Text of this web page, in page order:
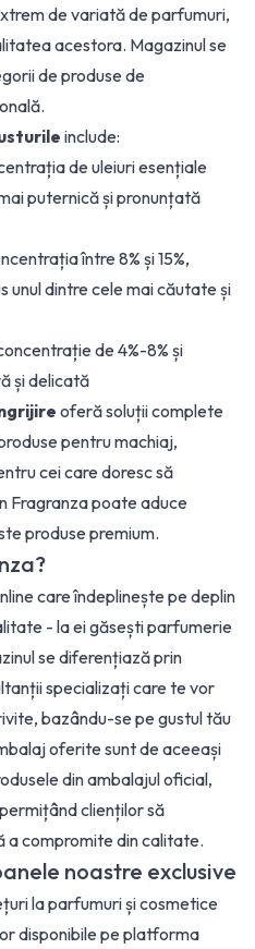
de variată de parfumuri,
acestora. Magazinul se
de produse de
include:
de uleiuri esențiale
puternică și pronunțată
între 8% și 15%,
unul dintre cele mai căutate și
de 4%-8% și
și delicată
oferă soluții complete
pentru machiaj,
cei care doresc să
Fragranza poate aduce
produse premium.
care îndeplinește pe deplin
- la ei găsești parfumerie
se diferențiază prin
specializați care te vor
bazându-se pe gustul tău
oferite sunt de aceeași
din ambalajul oficial,
clienților să
a compromite din calitate.
noastre exclusive
la parfumuri și cosmetice
disponibile pe platforma